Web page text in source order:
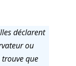
déclarent
ou
trouve que